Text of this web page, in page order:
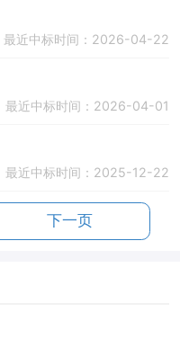
最近中标时间：2026-04-22
最近中标时间：2026-04-01
最近中标时间：2025-12-22
下一页